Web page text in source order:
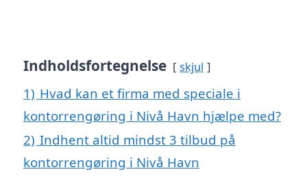
Indholdsfortegnelse skjul
1) Hvad kan et firma med speciale i
kontorrengøring i Nivå Havn hjælpe med?
2) Indhent altid mindst 3 tilbud på
kontorrengøring i Nivå Havn